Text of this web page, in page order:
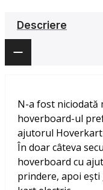
Descriere
N-a fost niciodată
hoverboard-ul
ajutorul
În doar câteva
hoverboard cu
prindere, apoi